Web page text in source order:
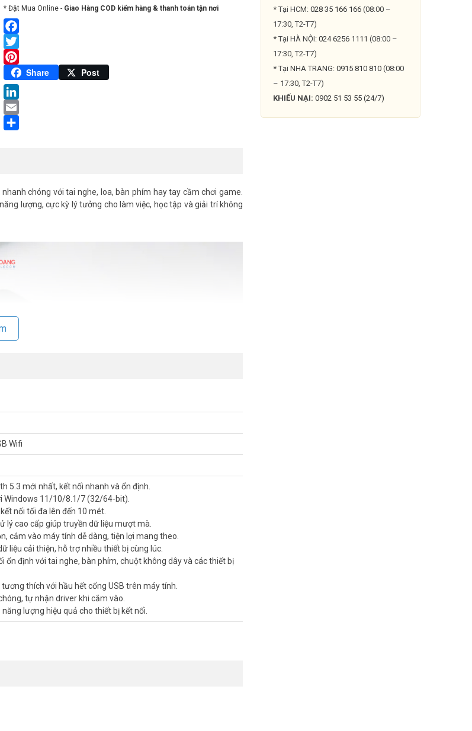
lượng
* Đặt Mua Online - Giao Hàng COD kiểm hàng & thanh toán tận nơi
Facebook
Twitter
Pinterest
Share Post
LinkedIn
Email
chóng với tai nghe, loa, bàn phím hay tay cầm chơi game.
lượng, cực kỳ lý tưởng cho làm việc, học tập và giải trí không
UB500 Plus?
cần cài đặt phức tạp. Dù bạn dùng máy tính bàn, laptop, PC
lập tức.
Wifi
5.3 mới nhất, kết nối nhanh và ổn định.
Windows 11/10/8.1/7 (32/64-bit).
nối tối đa lên đến 10 mét.
lý cao cấp giúp truyền dữ liệu mượt mà.
cắm vào máy tính dễ dàng, tiện lợi mang theo.
liệu cải thiện, hỗ trợ nhiều thiết bị cùng lúc.
ổn định với tai nghe, bàn phím, chuột không dây và các thiết bị
tương thích với hầu hết cổng USB trên máy tính.
tự nhận driver khi cắm vào.
lượng hiệu quả cho thiết bị kết nối.
* Tại HCM: 028 35 166 166 (08:00 –
17:30, T2-T7)
* Tại HÀ NỘI: 024 6256 1111 (08:00 –
17:30, T2-T7)
* Tại NHA TRANG: 0915 810 810 (08:00
– 17:30, T2-T7)
KHIẾU NẠI: 0902 51 53 55 (24/7)